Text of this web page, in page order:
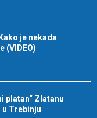
je nekada
(VIDEO)
platan“ Zlatanu
u Trebinju